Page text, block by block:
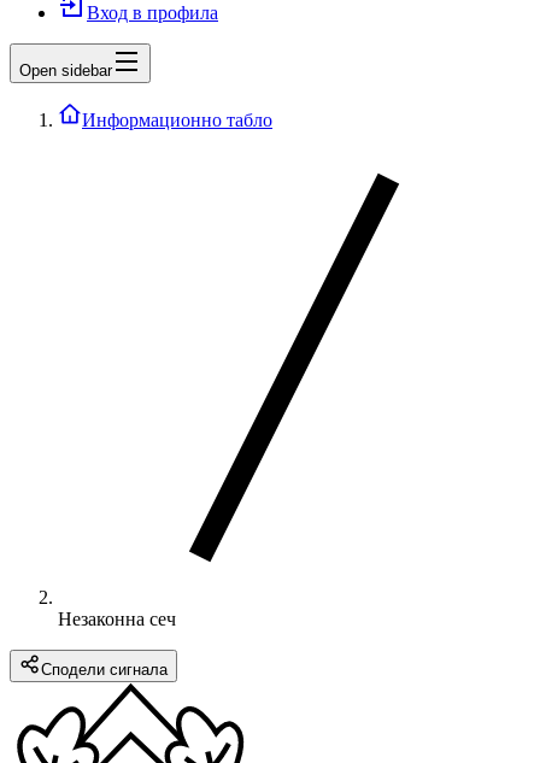
Вход в профила
Open sidebar
Информационно табло
Незаконна сеч
Сподели сигнала